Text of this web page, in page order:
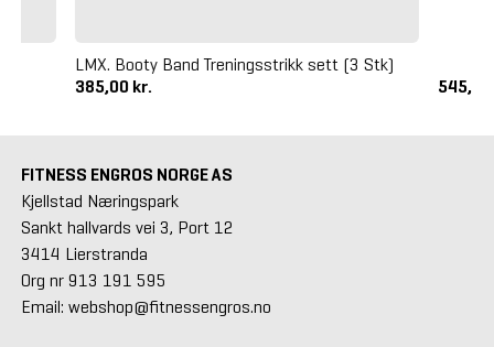
LMX. Booty Band Treningsstrikk sett (3 Stk)
385,00 kr.
FITNESS ENGROS NORGE AS
Kjellstad Næringspark
Sankt hallvards vei 3, Port 12
3414 Lierstranda
Org nr 913 191 595
Email: webshop@fitnessengros.no